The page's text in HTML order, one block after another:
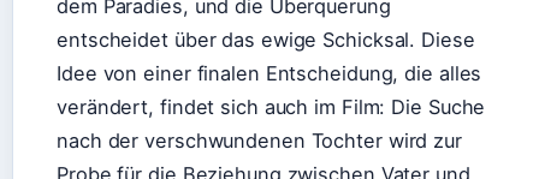
dem Paradies, und die Überquerung
entscheidet über das ewige Schicksal. Diese
Idee von einer finalen Entscheidung, die alles
verändert, findet sich auch im Film: Die Suche
nach der verschwundenen Tochter wird zur
Probe für die Beziehung zwischen Vater und